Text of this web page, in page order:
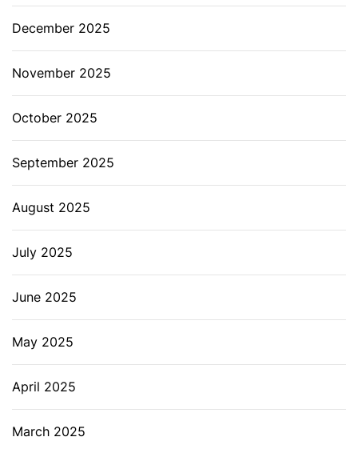
December 2025
November 2025
October 2025
September 2025
August 2025
July 2025
June 2025
May 2025
April 2025
March 2025